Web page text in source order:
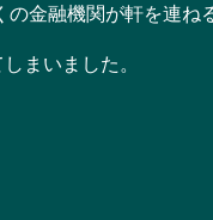
金融機関が軒を連ね
まいました。